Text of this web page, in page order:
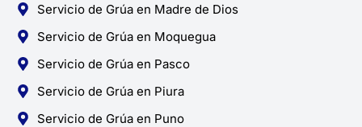
Servicio de Grúa en Madre de Dios
Servicio de Grúa en Moquegua
Servicio de Grúa en Pasco
Servicio de Grúa en Piura
Servicio de Grúa en Puno